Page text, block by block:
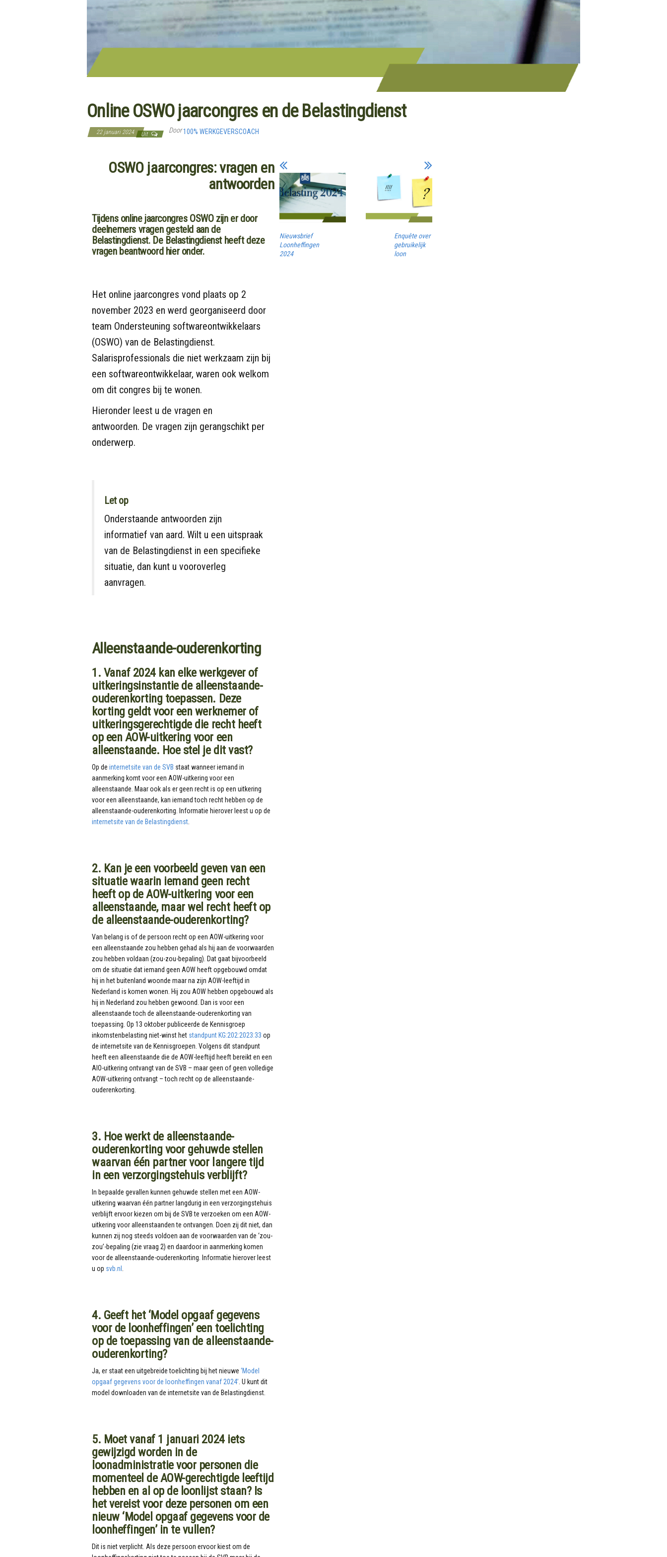
Online OSWO jaarcongres en de Belastingdienst
22 januari 2024 Uit Door100% WERKGEVERSCOACH
OSWO jaarcongres: vragen en
antwoorden
Tijdens online jaarcongres OSWO zijn er door
deelnemers vragen gesteld aan de
Belastingdienst. De Belastingdienst heeft deze
vragen beantwoord hier onder.
Het online jaarcongres vond plaats op 2
november 2023 en werd georganiseerd door
team Ondersteuning softwareontwikkelaars
(OSWO) van de Belastingdienst.
Salarisprofessionals die niet werkzaam zijn bij
een softwareontwikkelaar, waren ook welkom
om dit congres bij te wonen.
Hieronder leest u de vragen en
antwoorden. De vragen zijn gerangschikt per
onderwerp.
Let op
Onderstaande antwoorden zijn
informatief van aard. Wilt u een uitspraak
van de Belastingdienst in een specifieke
situatie, dan kunt u vooroverleg
aanvragen.
Alleenstaande-ouderenkorting
1. Vanaf 2024 kan elke werkgever of
uitkeringsinstantie de alleenstaande-
ouderenkorting toepassen. Deze
korting geldt voor een werknemer of
uitkeringsgerechtigde die recht heeft
op een AOW-uitkering voor een
alleenstaande. Hoe stel je dit vast?
Op de internetsite van de SVB staat wanneer iemand in
aanmerking komt voor een AOW-uitkering voor een
alleenstaande. Maar ook als er geen recht is op een uitkering
voor een alleenstaande, kan iemand toch recht hebben op de
alleenstaande-ouderenkorting. Informatie hierover leest u op de
internetsite van de Belastingdienst
2. Kan je een voorbeeld geven van een
situatie waarin iemand geen recht
heeft op de AOW-uitkering voor een
alleenstaande, maar wel recht heeft op
de alleenstaande-ouderenkorting?
Van belang is of de persoon recht op een AOW-uitkering voor
een alleenstaande zou hebben gehad als hij aan de voorwaarden
zou hebben voldaan (zou-zou-bepaling). Dat gaat bijvoorbeeld
om de situatie dat iemand geen AOW heeft opgebouwd omdat
hij in het buitenland woonde maar na zijn AOW-leeftijd in
Nederland is komen wonen. Hij zou AOW hebben opgebouwd als
hij in Nederland zou hebben gewoond. Dan is voor een
alleenstaande toch de alleenstaande-ouderenkorting van
toepassing. Op 13 oktober publiceerde de Kennisgroep
inkomstenbelasting niet-winst het standpunt KG:202:2023:33 op
de internetsite van de Kennisgroepen. Volgens dit standpunt
heeft een alleenstaande die de AOW-leeftijd heeft bereikt en een
AIO-uitkering ontvangt van de SVB – maar geen of geen volledige
AOW-uitkering ontvangt – toch recht op de alleenstaande-
ouderenkorting.
3. Hoe werkt de alleenstaande-
ouderenkorting voor gehuwde stellen
waarvan één partner voor langere tijd
in een verzorgingstehuis verblijft?
In bepaalde gevallen kunnen gehuwde stellen met een AOW-
uitkering waarvan één partner langdurig in een verzorgingstehuis
verblijft ervoor kiezen om bij de SVB te verzoeken om een AOW-
uitkering voor alleenstaanden te ontvangen. Doen zij dit niet, dan
kunnen zij nog steeds voldoen aan de voorwaarden van de ‘zou-
zou’-bepaling (zie vraag 2) en daardoor in aanmerking komen
voor de alleenstaande-ouderenkorting. Informatie hierover leest
u op svb.nl
4. Geeft het ‘Model opgaaf gegevens
voor de loonheffingen’ een toelichting
op de toepassing van de alleenstaande-
ouderenkorting?
Ja, er staat een uitgebreide toelichting bij het nieuwe ‘Model
opgaaf gegevens voor de loonheffingen vanaf 2024’ . U kunt dit
model downloaden van de internetsite van de Belastingdienst.
5. Moet vanaf 1 januari 2024 iets
gewijzigd worden in de
loonadministratie voor personen die
momenteel de AOW-gerechtigde leeftijd
hebben en al op de loonlijst staan? Is
het vereist voor deze personen om een
nieuw ‘Model opgaaf gegevens voor de
loonheffingen’ in te vullen?
Dit is niet verplicht. Als deze persoon ervoor kiest om de
Nieuwsbrief
Loonheffingen
2024
Enquête over
gebruikelijk
loon